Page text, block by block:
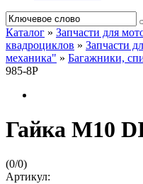
Каталог » Запчасти для
квадроциклов » Запчасти
механика" » Багажники,
985-8P
Гайка М10
(0/0)
Артикул: